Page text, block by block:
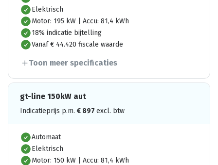
Elektrisch
Motor: 195 kW | Accu: 81,4 kWh
18% indicatie bijtelling
Vanaf € 44.420 fiscale waarde
Toon meer specificaties
gt-line 150kW aut
Indicatieprijs p.m. € 897 excl. btw
Automaat
Elektrisch
Motor: 150 kW | Accu: 81,4 kWh